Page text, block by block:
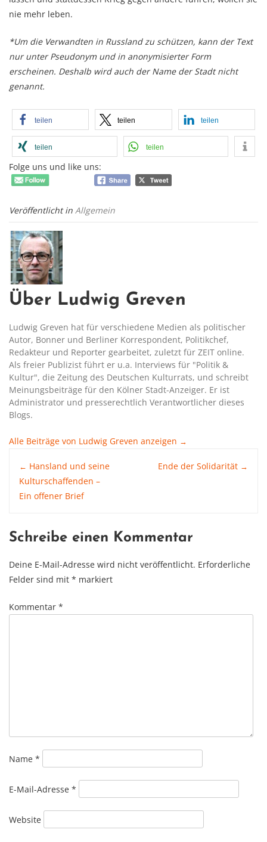
nie mehr leben.
*Um die Verwandten in Russland zu schützen, kann der Text
nur unter Pseudonym und in anonymisierter Form
erscheinen. Deshalb wird auch der Name der Stadt nicht
genannt.
teilen teilen teilen
teilen teilen
Folge uns und like uns:
Veröffentlicht in Allgemein
Über Ludwig Greven
Ludwig Greven hat für verschiedene Medien als politischer
Autor, Bonner und Berliner Korrespondent, Politikchef,
Redakteur und Reporter gearbeitet, zuletzt für ZEIT online.
Als freier Publizist führt er u.a. Interviews für "Politik &
Kultur", die Zeitung des Deutschen Kulturrats, und schreibt
Meinungsbeiträge für den Kölner Stadt-Anzeiger. Er ist
Administrator und presserechtlich Verantwortlicher dieses
Blogs.
Alle Beiträge von Ludwig Greven anzeigen →
Post
navigation
← Hansland und seine
Kulturschaffenden –
Ein offener Brief
Ende der Solidarität →
Schreibe einen Kommentar
Deine E-Mail-Adresse wird nicht veröffentlicht. Erforderliche
Felder sind mit * markiert
Kommentar *
Name *
E-Mail-Adresse *
Website